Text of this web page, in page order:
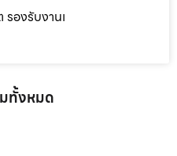
องรับงานเ
ทั้งหมด